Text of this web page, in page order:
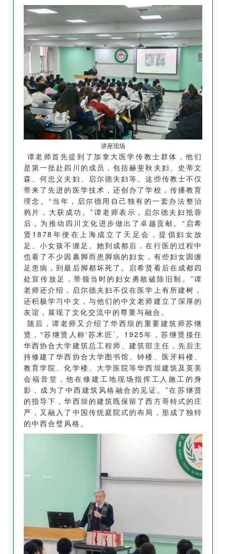
讲座现场
谭老师首先提到了加拿大医学传教士群体，他们
是第一批赴四川的成员，包括赫斐秋夫妇、史蒂文
森、何忠义夫妇、启尔德夫妇等。这些传教士不仅
带来了先进的医学技术，还创办了学校，传播教育
理念。“当年，启尔德用自己独有的一套办法整治
鸦片，大获成功。”谭老师表示，启尔德夫妇抵蓉
后，为推动四川文化进步做出了卓越贡献。“启希
贤1878年便在上海成立了天足会，提倡妇女放
足、小女孩不缠足。她到成都后，在行医的过程中
也看了不少因裹脚而患脚病的妇女，有些妇女因缠
足患病，到最后脚都坏死了。启希贤看后在成都四
处宣传放足，带领当时的妇女勇敢破除旧制。”谭
老师还介绍，启尔德夫妇不仅在医学上有所建树，
还积极学习中文，与他们的中文老师建立了深厚的
友谊，展现了文化交流中的尊重与融合。
随后，谭老师又介绍了华西坝的重要建筑师苏继
贤，“苏继贤人称‘苏木匠’。1925年，苏继贤接任
华西协合大学建筑总工程师、建筑部主任，先后主
持修建了华西协合大学图书馆、钟楼、医牙科楼、
教育学院、化学楼、大学医院等华西坝建筑及英美
会福音堂，他在修建工地现场指挥工人施工的身
影，成为了中西建筑风格融合的见证。”在苏继贤
的指导下，华西坝的建筑既保留了西方哥特式的庄
严，又融入了中国传统庭院式的布局，形成了独特
的中西合璧风格。